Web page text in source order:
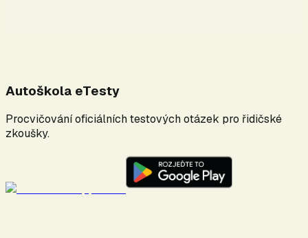
Autoškola eTesty
Procvičování oficiálních testových otázek pro řidičské
zkoušky.